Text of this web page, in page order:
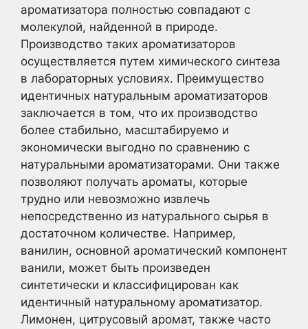
ароматизатора полностью совпадают с
молекулой, найденной в природе.
Производство таких ароматизаторов
осуществляется путем химического синтеза
в лабораторных условиях. Преимущество
идентичных натуральным ароматизаторов
заключается в том, что их производство
более стабильно, масштабируемо и
экономически выгодно по сравнению с
натуральными ароматизаторами. Они также
позволяют получать ароматы, которые
трудно или невозможно извлечь
непосредственно из натурального сырья в
достаточном количестве. Например,
ванилин, основной ароматический компонент
ванили, может быть произведен
синтетически и классифицирован как
идентичный натуральному ароматизатор.
Лимонен, цитрусовый аромат, также часто